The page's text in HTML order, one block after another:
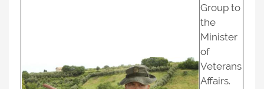
Group to
the
Minister
of
Veterans
Affairs.